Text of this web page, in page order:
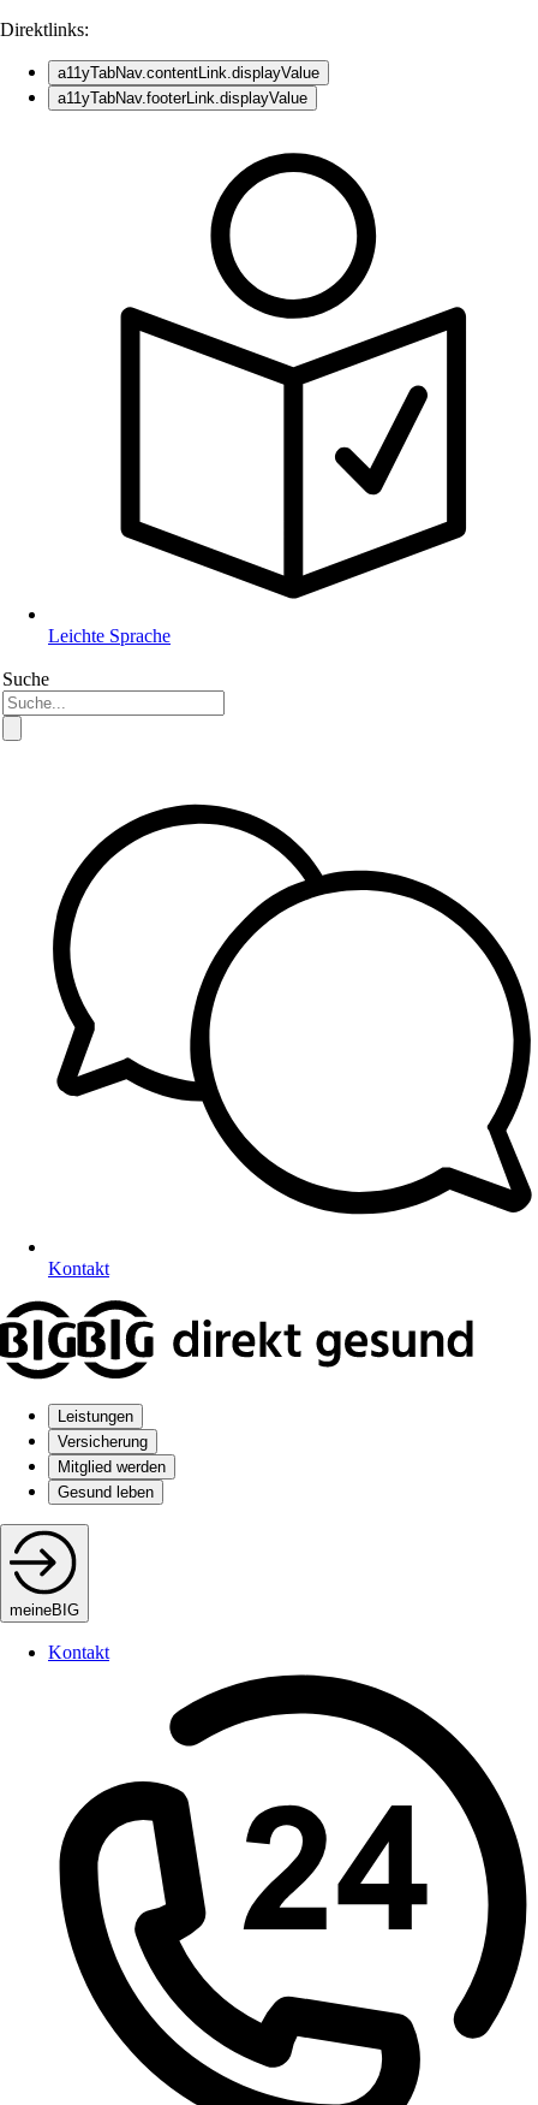
Direktlinks:
a11yTabNav.contentLink.displayValue
a11yTabNav.footerLink.displayValue
Leichte Sprache
Suche
Kontakt
Leistungen
Versicherung
Mitglied werden
Gesund leben
meineBIG
Kontakt